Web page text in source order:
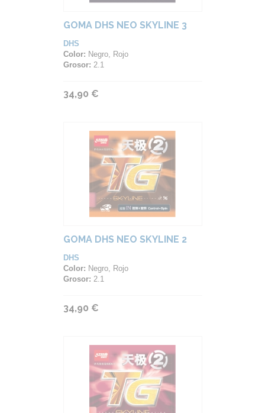
GOMA DHS NEO SKYLINE 3
DHS
Color: Negro, Rojo
Grosor: 2.1
34,90 €
GOMA DHS NEO SKYLINE 2
DHS
Color: Negro, Rojo
Grosor: 2.1
34,90 €